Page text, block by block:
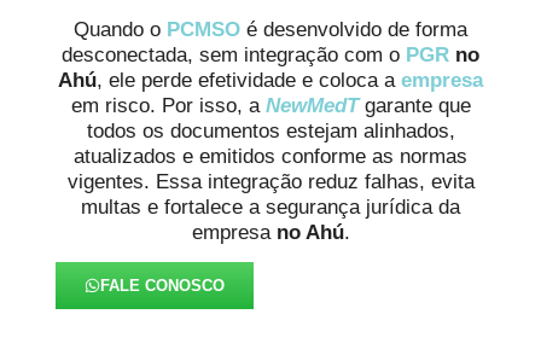
Quando o PCMSO é desenvolvido de forma
desconectada, sem integração com o PGR no
Ahú, ele perde efetividade e coloca a empresa
em risco. Por isso, a NewMedT garante que
todos os documentos estejam alinhados,
atualizados e emitidos conforme as normas
vigentes. Essa integração reduz falhas, evita
multas e fortalece a segurança jurídica da
empresa no Ahú.
FALE CONOSCO